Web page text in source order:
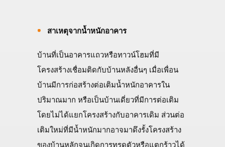
สาเหตุจากน้ำหนักอาคาร
บ้านที่เป็นอาคารแถวหรือทาวน์โฮมที่มี
โครงสร้างเชื่อมติดกับบ้านหลังอื่นๆ เมื่อเพื่อน
บ้านมีการก่อสร้างต่อเติมน้ำหนักอาคารใน
ปริมาณมาก หรือเป็นบ้านเดี่ยวที่มีการต่อเติม
โดยไม่ได้แยกโครงสร้างกับอาคารเดิม ส่วนต่อ
เติมใหม่ที่มีน้ำหนักมากอาจมาดึงรั้งโครงสร้าง
ของบ้านหลักจนเกิดการทรุดตัวหรือแตกร้าวได้